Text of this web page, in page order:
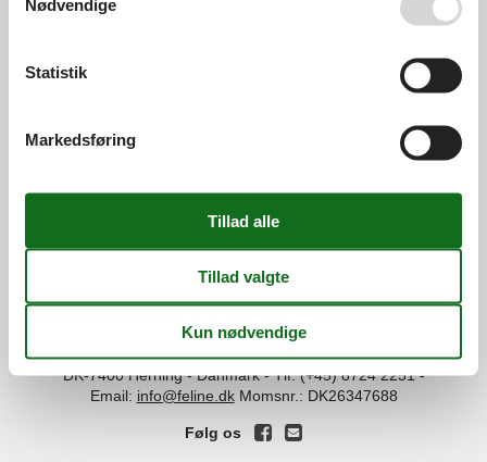
Din tryghed
©Feline Holidays-Feline Holidays A/S-Nygade 8B, 2.th -
DK-7400 Herning-Danmark -Tlf: (+45) 8724 2251-
Email: info@feline.dk Momsnr.: DK26347688
Følg os
Nødvendige
Statistik
Markedsføring